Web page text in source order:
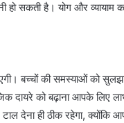
हो सकती है। योग और व्यायाम
बच्चों की समस्याओं को
दायरे को बढ़ाना आपके लिए
देना ही ठीक रहेगा,